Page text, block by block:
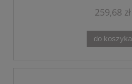
259,68 zł
do koszyka